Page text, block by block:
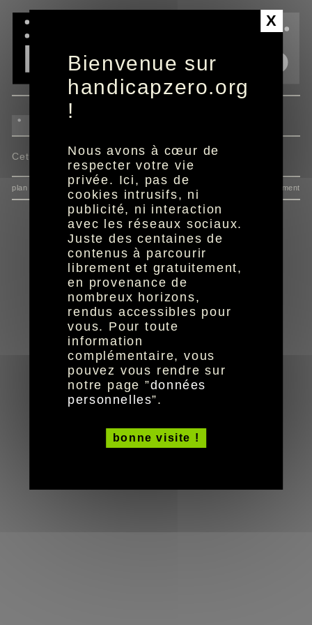
Cette actualité n'est pas disponible.
plan du site données personnelles consentement
© HandiCaPZéro -réalisation aYaline
X
Bienvenue sur
handicapzero.org
!
Nous avons à cœur de
respecter votre vie
privée. Ici, pas de
cookies intrusifs, ni
publicité, ni interaction
avec les réseaux sociaux.
Juste des centaines de
contenus à parcourir
librement et gratuitement,
en provenance de
nombreux horizons,
rendus accessibles pour
vous. Pour toute
information
complémentaire, vous
pouvez vous rendre sur
notre page ”données
personnelles”.
bonne visite !